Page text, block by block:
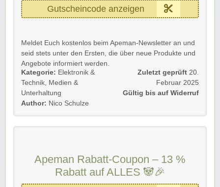
Gutscheincode anzeigen
Meldet Euch kostenlos beim Apeman-Newsletter an und
seid stets unter den Ersten, die über neue Produkte und
Angebote informiert werden.
Verpasst nie wieder Schnäppchen, Aktionen und
EXKLUSIVE Rabatte!
Rabatt-Coupon 🐼 wünscht Euch viel Spaß beim
Shoppen, Stöbern & Sparen!
Kategorie: Elektronik &
Technik
Medien &
Unterhaltung
Author: Nico Schulze
Zuletzt geprüft 20.
Februar 2025
Gültig bis auf Widerruf
Apeman Rabatt-Coupon – 13 %
Rabatt auf ALLES 🐼🎉